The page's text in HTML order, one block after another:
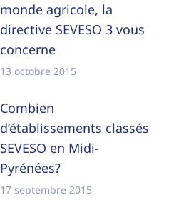
monde agricole, la
directive SEVESO 3 vous
concerne
13 octobre 2015
Combien
d’établissements classés
SEVESO en Midi-
Pyrénées?
17 septembre 2015